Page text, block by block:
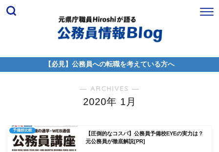
【必見】公務員への転職を考えている方へ
― ARCHIVES ―
2020年 1月
予備校比較
【圧倒的なコスパ】公務員予備校EYEの実力は？
元公務員が徹底解説[PR]